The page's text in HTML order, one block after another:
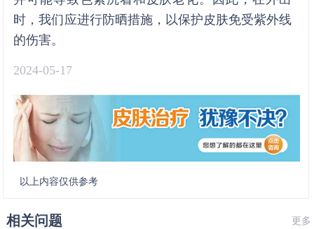
时，我们应进行防晒措施，以保护皮肤免受紫外线
的伤害。
2024-05-17
以上内容仅供参考
相关问题 更多